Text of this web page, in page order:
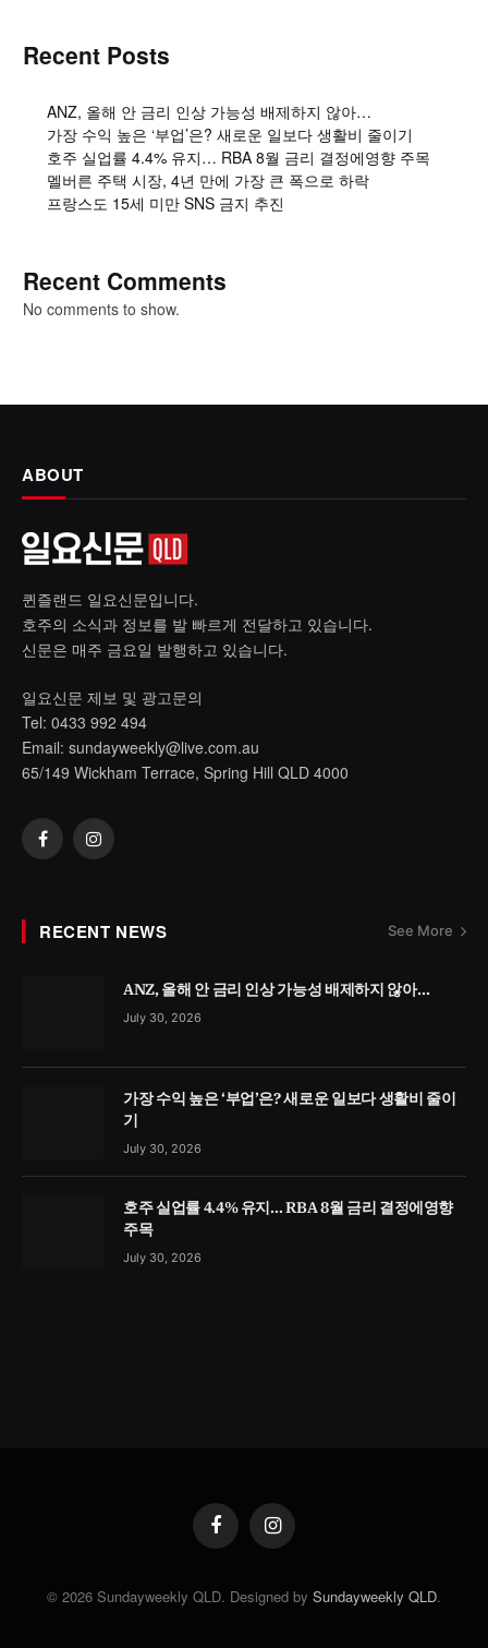
Recent Posts
ANZ, 올해 안 금리 인상 가능성 배제하지 않아…
가장 수익 높은 ‘부업’은? 새로운 일보다 생활비 줄이기
호주 실업률 4.4% 유지… RBA 8월 금리 결정에영향 주목
멜버른 주택 시장, 4년 만에 가장 큰 폭으로 하락
프랑스도 15세 미만 SNS 금지 추진
Recent Comments
No comments to show.
ABOUT
퀸즐랜드 일요신문입니다.
호주의 소식과 정보를 발 빠르게 전달하고 있습니다.
신문은 매주 금요일 발행하고 있습니다.
일요신문 제보 및 광고문의
Tel: 0433 992 494
Email: sundayweekly@live.com.au
65/149 Wickham Terrace, Spring Hill QLD 4000
FacebookInstagram
RECENT NEWS See More
ANZ, 올해 안 금리 인상 가능성 배제하지 않아…
July 30, 2026
가장 수익 높은 ‘부업’은? 새로운 일보다 생활비 줄이
기
July 30, 2026
호주 실업률 4.4% 유지… RBA 8월 금리 결정에영향
주목
July 30, 2026
FacebookInstagram
© 2026 Sundayweekly QLD. Designed by Sundayweekly QLD.